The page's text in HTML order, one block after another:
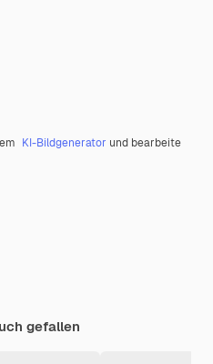
KI-Bildgenerator und bearbeite
gefallen